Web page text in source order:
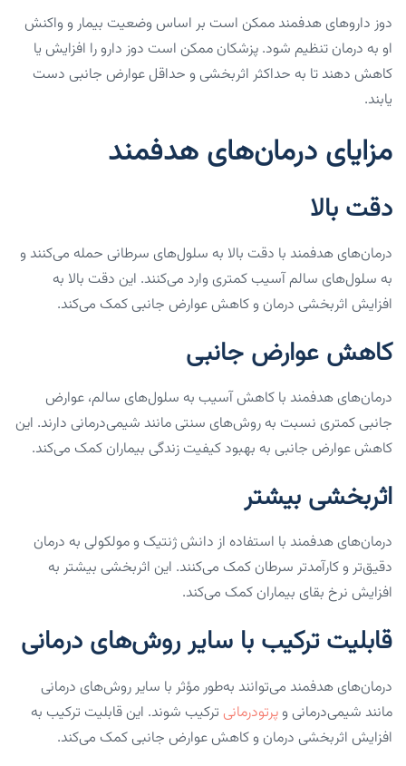
دوز داروهای هدفمند ممکن است بر اساس وضعیت بیمار و واکنش
او به درمان تنظیم شود. پزشکان ممکن است دوز دارو را افزایش یا
کاهش دهند تا به حداکثر اثربخشی و حداقل عوارض جانبی دست
یابند.
مزایای درمان‌های هدفمند
دقت بالا
درمان‌های هدفمند با دقت بالا به سلول‌های سرطانی حمله می‌کنند و
به سلول‌های سالم آسیب کمتری وارد می‌کنند. این دقت بالا به
افزایش اثربخشی درمان و کاهش عوارض جانبی کمک می‌کند.
کاهش عوارض جانبی
درمان‌های هدفمند با کاهش آسیب به سلول‌های سالم، عوارض
جانبی کمتری نسبت به روش‌های سنتی مانند شیمی‌درمانی دارند. این
کاهش عوارض جانبی به بهبود کیفیت زندگی بیماران کمک می‌کند.
اثربخشی بیشتر
درمان‌های هدفمند با استفاده از دانش ژنتیک و مولکولی به درمان
دقیق‌تر و کارآمدتر سرطان کمک می‌کنند. این اثربخشی بیشتر به
افزایش نرخ بقای بیماران کمک می‌کند.
قابلیت ترکیب با سایر روش‌های درمانی
درمان‌های هدفمند می‌توانند به‌طور مؤثر با سایر روش‌های درمانی
مانند شیمی‌درمانی و پرتودرمانی ترکیب شوند. این قابلیت ترکیب به
افزایش اثربخشی درمان و کاهش عوارض جانبی کمک می‌کند.